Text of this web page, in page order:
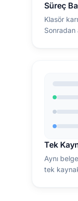
Süreç
Klasör
Sonradan
Tek
Aynı
tek